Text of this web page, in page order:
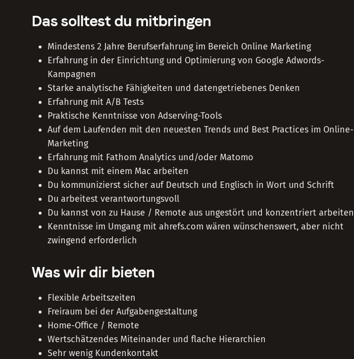
Das solltest du mitbringen
Mindestens 2 Jahre Berufserfahrung im Bereich Online Marketing
Erfahrung in der Einrichtung und Optimierung von Google Adwords-
Kampagnen
Starke analytische Fähigkeiten und datengetriebenes Denken
Erfahrung mit A/B Tests
Praktische Kenntnisse von Adserving-Tools
Auf dem Laufenden mit den neuesten Trends und Best Practices im Online-
Marketing
Erfahrung mit Fathom Analytics und/oder Matomo
Du kannst mit einem Mac arbeiten
Du kommunizierst sicher auf Deutsch und Englisch in Wort und Schrift
Du arbeitest verantwortungsvoll
Du kannst von zu Hause / Remote aus ungestört und konzentriert arbeiten
Kenntnisse im Umgang mit ahrefs.com wären wünschenswert, aber nicht
zwingend erforderlich
Was wir dir bieten
Flexible Arbeitszeiten
Freiraum bei der Aufgabengestaltung
Home-Office / Remote
Wertschätzendes Miteinander und flache Hierarchien
Sehr wenig Kundenkontakt